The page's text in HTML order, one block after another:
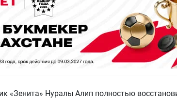
«Зенита» Нуралы Алип полностью